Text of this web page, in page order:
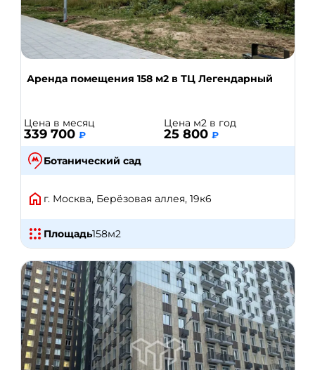
Аренда помещения 158 м2 в ТЦ Легендарный
Цена в месяц
339 700 ₽
Цена м2 в год
25 800 ₽
Ботанический сад
г. Москва, Берёзовая аллея, 19к6
Площадь158м2